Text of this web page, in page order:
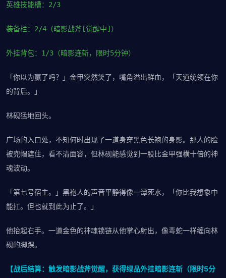
英雄技能槽：2/3
装备栏：2/4（暗影战斧[觉醒中]）
外挂背包：1/3（暗影连斩，限时5分钟）
「你以为赢了吗？」金甲突然笑了，嘴角溢出鲜血，「天道统领在你
的背后。」
林砚猛地回头。
广场的入口处，不知何时出现了一道身穿黑色长袍的身影。那人的脸
被兜帽遮住，看不清面容，但林砚能感觉到一股比金甲强横十倍的神
魂波动。
「第七号宿主。」黑袍人的声音平静得像一潭死水，「你比我想象中
能扛。但也就到此为止了。」
他抬起右手。一道金色的神魂锁链从他掌心射出，像毒蛇一样缠向林
砚的脚踝。
【战后结算：触发暗影战斧觉醒，获得绿品外挂暗影连斩（限时5分